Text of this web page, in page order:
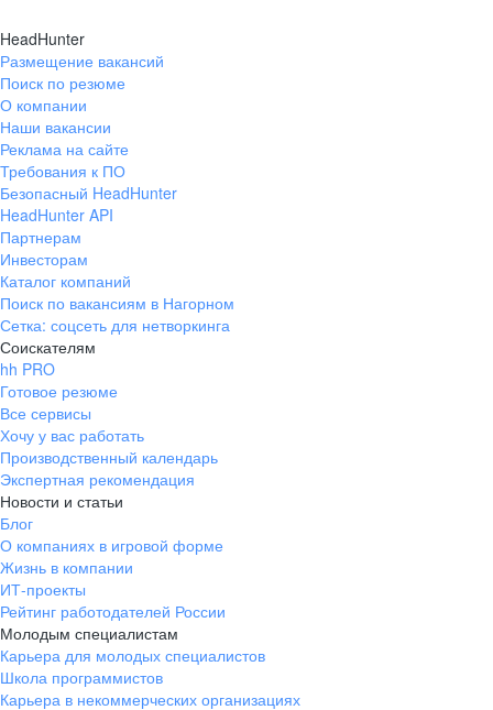
HeadHunter
Размещение вакансий
Поиск по резюме
О компании
Наши вакансии
Реклама на сайте
Требования к ПО
Безопасный HeadHunter
HeadHunter API
Партнерам
Инвесторам
Каталог компаний
Поиск по вакансиям в Нагорном
Сетка: соцсеть для нетворкинга
Соискателям
hh PRO
Готовое резюме
Все сервисы
Хочу у вас работать
Производственный календарь
Экспертная рекомендация
Новости и статьи
Блог
О компаниях в игровой форме
Жизнь в компании
ИТ-проекты
Рейтинг работодателей России
Молодым специалистам
Карьера для молодых специалистов
Школа программистов
Карьера в некоммерческих организациях